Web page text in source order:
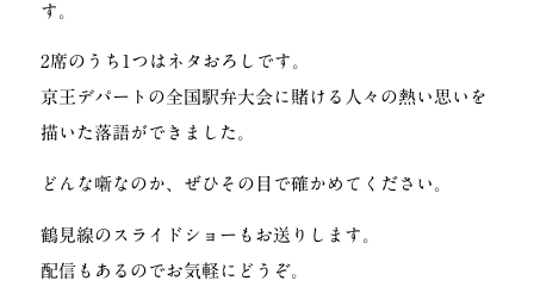
す。
2席のうち1つはネタおろしです。
京王デパートの全国駅弁大会に賭ける人々の熱い思いを
描いた落語ができました。
どんな噺なのか、ぜひその目で確かめてください。
鶴見線のスライドショーもお送りします。
配信もあるのでお気軽にどうぞ。